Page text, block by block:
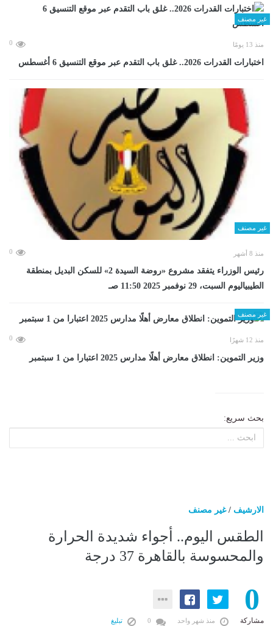
غير مصنف
منذ 13 يومًا 0
اختبارات القدرات 2026.. غلق باب التقدم عبر موقع التنسيق 6 أغسطس
غير مصنف
منذ 8 أشهر 0
رئيس الوزراء يتفقد مشروع «روضة السيدة 2» للسكن البديل بمنطقة
الطيبياليوم السبت، 29 نوفمبر 2025 11:50 صـ
غير مصنف
منذ 12 شهرًا 0
وزير التموين: انطلاق معارض أهلًا مدارس 2025 اعتبارا من 1 سبتمبر
بحث سريع:
الارشيف /غير مصنف
الطقس اليوم.. أجواء شديدة الحرارة
والمحسوسة بالقاهرة 37 درجة
0
مشاركة منذ شهر واحد تبليغ